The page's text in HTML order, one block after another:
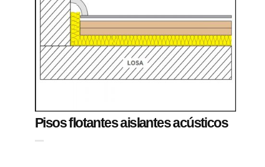
Pisos flotantes aislantes acústicos